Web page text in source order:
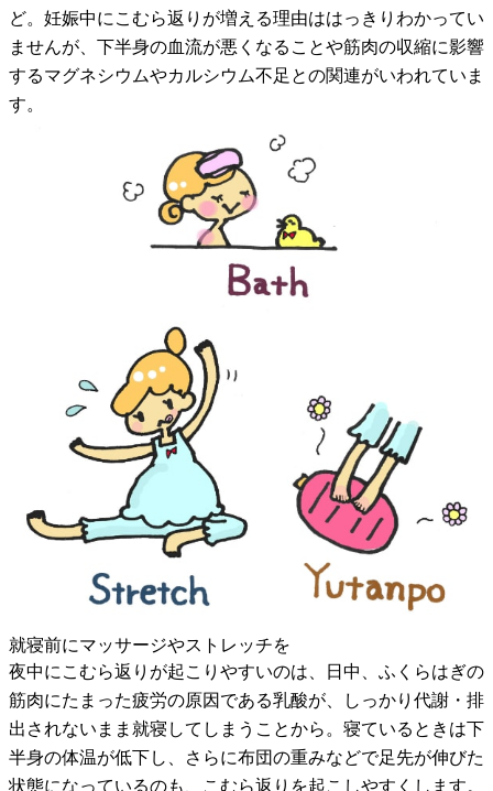
ど。妊娠中にこむら返りが増える理由ははっきりわかってい
ませんが、下半身の血流が悪くなることや筋肉の収縮に影響
するマグネシウムやカルシウム不足との関連がいわれていま
す。
就寝前にマッサージやストレッチを
夜中にこむら返りが起こりやすいのは、日中、ふくらはぎの
筋肉にたまった疲労の原因である乳酸が、しっかり代謝・排
出されないまま就寝してしまうことから。寝ているときは下
半身の体温が低下し、さらに布団の重みなどで足先が伸びた
状態になっているのも、こむら返りを起こしやすくします。